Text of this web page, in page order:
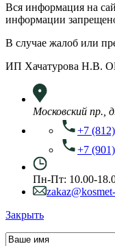
Вся информация на
информации
В случае жалоб или
ИП Хачатурова Н.В.
Московский пр.,
+7
+7
Пн-Пт: 10.00-
Закрыть